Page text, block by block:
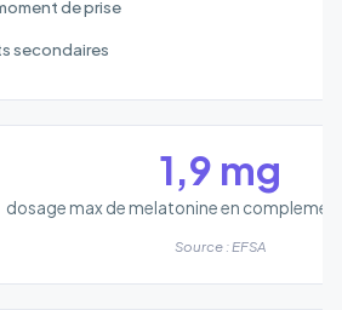
de prise
secondaires
1,9 mg
dosage max de melatonine en
Source : EFSA